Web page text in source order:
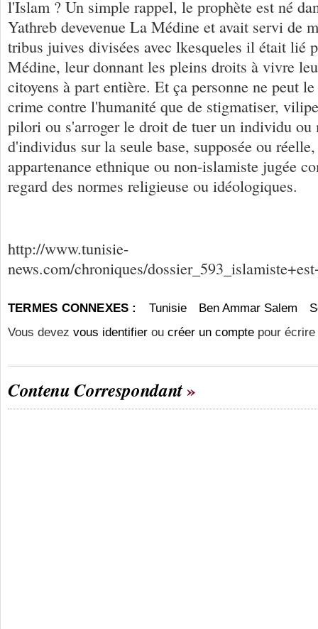
l'Islam ? Un simple rappel, le prophète est né
Yathreb devevenue La Médine et avait servi de
tribus juives divisées avec lkesqueles il était lié
Médine, leur donnant les pleins droits à vivre
citoyens à part entière. Et ça personne ne peut
crime contre l'humanité que de stigmatiser,
pilori ou s'arroger le droit de tuer un individu ou
d'individus sur la seule base, supposée ou
appartenance ethnique ou non-islamiste jugée
regard des normes religieuse ou idéologiques.
http://www.tunisie-
news.com/chroniques/
TERMES CONNEXES : Tunisie Ben Ammar Salem
Vous devez vous identifier ou créer un compte pour
Contenu Correspondant